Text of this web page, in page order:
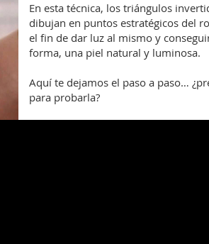
En esta técnica, los triángulos
dibujan en puntos estratégicos del
el fin de dar luz al mismo y
forma, una piel natural y luminosa.
Aquí te dejamos el paso a paso…
para probarla?